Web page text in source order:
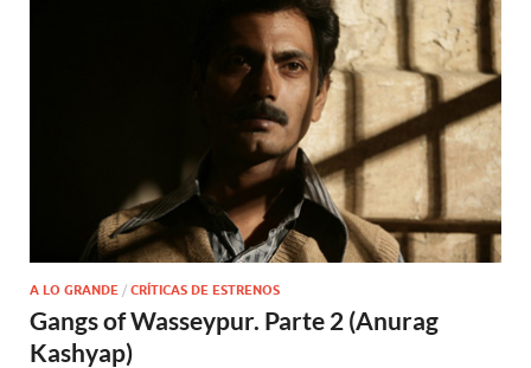
A LO GRANDE / CRÍTICAS DE ESTRENOS
Gangs of Wasseypur. Parte 2 (Anurag
Kashyap)